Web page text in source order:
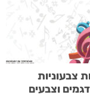
צבעוניות
וצבעים